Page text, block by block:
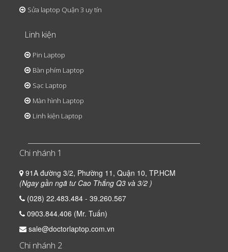
Sửa laptop Quận 3 uy tín
Linh kiện
Pin Laptop
Bàn phím Laptop
Sạc Laptop
Màn hình Laptop
Linh kiện Laptop
Chi nhánh 1
91A đường 3/2, Phường 11, Quận 10, TP.HCM
(Ngay gần ngã tư Cao Thắng Q3 và 3/2 )
(028) 22.483.484 - 39.260.567
0903.844.406 (Mr. Tuấn)
sale@doctorlaptop.com.vn
Chi nhánh 2